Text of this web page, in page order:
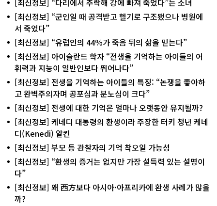
[최신정보] “군인일 때 공격받고 헬기로 구조됐으나 병원에
서 죽었다”
[최신정보] “유럽인의 44％가 죽음 뒤의 삶을 믿는다”
[최신정보] 아이슬란드 학자 “전생을 기억하는 아이들의 어
휘력과 지능이 일반인보다 뛰어나다”
[최신정보] 전생을 기억하는 아이들의 특징: “논쟁을 좋아하
고 완벽주의자며 공포심과 분노심이 크다”
[최신정보] 전생에 대한 기억은 얼마나 오랫동안 유지될까?
[최신정보] 케네디 대통령의 환생이라 주장한 터키 청년 케네
디(Kenedi) 알킨
[최신정보] 부모 등 관찰자의 기억 착오일 가능성
[최신정보] “환생의 증거는 없지만 가장 설득력 있는 설명이
다”
[최신정보] 왜 西方보다 아시아·아프리카에 환생 사례가 많을
까?